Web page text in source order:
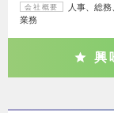
会社概要
人事、総
業務
興